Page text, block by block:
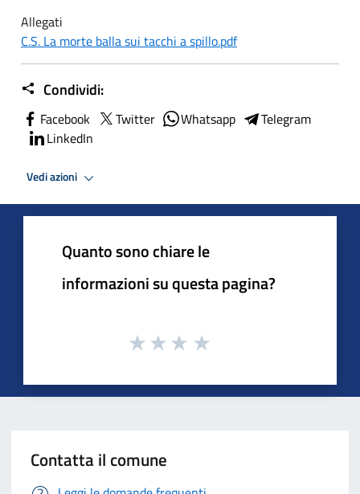
Allegati
C.S. La morte balla sui tacchi a spillo.pdf
Condividi:
Facebook Twitter Whatsapp
Telegram
LinkedIn
Vedi azioni
Quanto sono chiare le
informazioni su questa pagina?
Contatta il comune